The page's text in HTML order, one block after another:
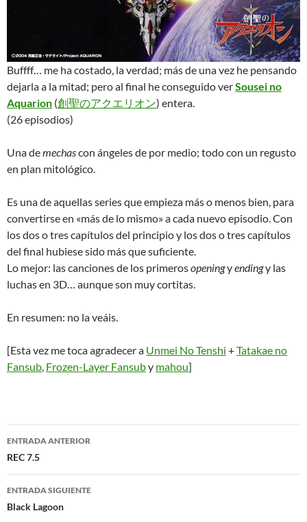
Buffff… me ha costado, la verdad; más de una vez he pensando
dejarla a la mitad; pero al final he conseguido verSousei no
Aquarion (創聖のアクエリオン) entera.
(26 episodios)
Una demechascon ángeles de por medio; todo con un regusto
en plan mitológico.
Es una de aquellas series que empieza más o menos bien, para
convertirse en «más de lo mismo» a cada nuevo episodio. Con
los dos o tres capítulos del principio y los dos o tres capítulos
del final hubiese sido más que suficiente.
Lo mejor: las canciones de los primerosopeningyendingy las
luchas en 3D… aunque son muy cortitas.
En resumen: no la veáis.
[Esta vez me toca agradecer a Unmei No Tenshi +Tatakae no
Fansub, Frozen-Layer Fansuby mahou]
Navegación
de
entradas
ENTRADA ANTERIOR
REC 7.5
ENTRADA SIGUIENTE
Black Lagoon